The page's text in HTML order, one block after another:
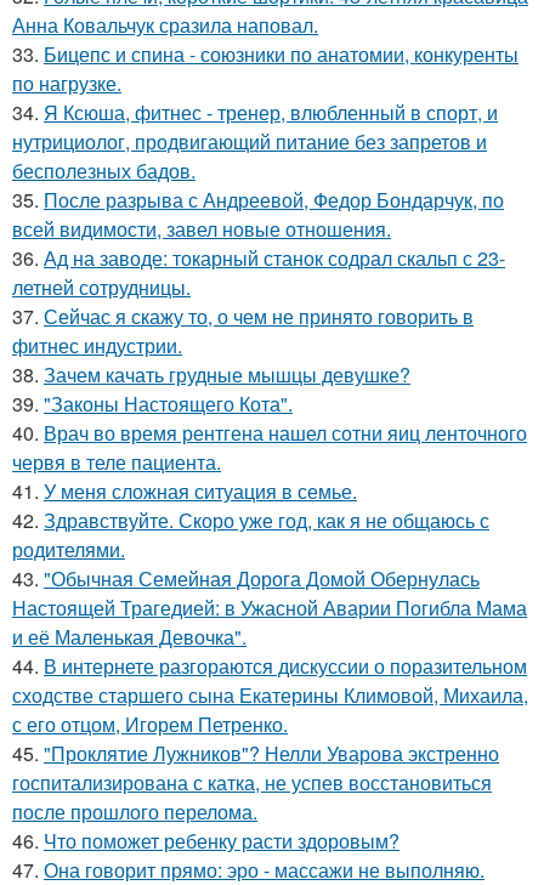
Анна Ковальчук сразила наповал.
33. Бицепс и спина - союзники по анатомии, конкуренты
по нагрузке.
34. Я Ксюша, фитнес - тренер, влюбленный в спорт, и
нутрициолог, продвигающий питание без запретов и
бесполезных бадов.
35. После разрыва с Андреевой, Федор Бондарчук, по
всей видимости, завел новые отношения.
36. Ад на заводе: токарный станок содрал скальп с 23-
летней сотрудницы.
37. Сейчас я скажу то, о чем не принято говорить в
фитнес индустрии.
38. Зачем качать грудные мышцы девушке?
39. "Законы Настоящего Кота".
40. Врач во время рентгена нашел сотни яиц ленточного
червя в теле пациента.
41. У меня сложная ситуация в семье.
42. Здравствуйте. Скоро уже год, как я не общаюсь с
родителями.
43. "Обычная Семейная Дорога Домой Обернулась
Настоящей Трагедией: в Ужасной Аварии Погибла Мама
и её Маленькая Девочка".
44. В интернете разгораются дискуссии о поразительном
сходстве старшего сына Екатерины Климовой, Михаила,
с его отцом, Игорем Петренко.
45. "Проклятие Лужников"? Нелли Уварова экстренно
госпитализирована с катка, не успев восстановиться
после прошлого перелома.
46. Что поможет ребенку расти здоровым?
47. Она говорит прямо: эро - массажи не выполняю.